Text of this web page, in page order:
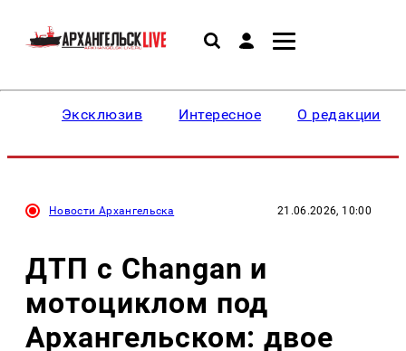
Эксклюзив Интересное О редакции
Новости Архангельска 21.06.2026, 10:00
ДТП с Changan и
мотоциклом под
Архангельском: двое